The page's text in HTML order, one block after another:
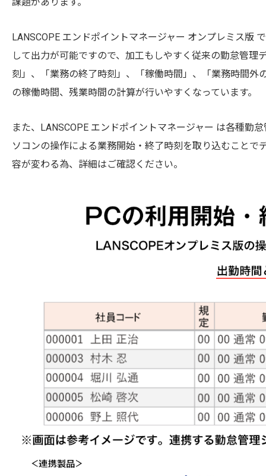
LANSCOPE エンドポイントマネージャー オンプレミス版
して出力が可能ですので、加工もしやすく従来の勤怠管
刻」、「業務の終了時刻」、「稼働時間」、「業務時間
の稼働時間、残業時間の計算が行いやすくなっています。
また、LANSCOPE エンドポイントマネージャー は各種勤
ソコンの操作による業務開始・終了時刻を取り込むこと
容が変わる為、詳細はご確認ください。